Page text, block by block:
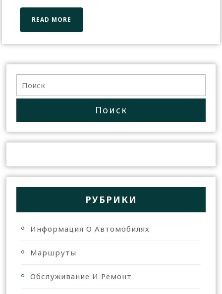
READ MORE
РУБРИКИ
Информация О Автомобилях
Маршруты
Обслуживание И Ремонт